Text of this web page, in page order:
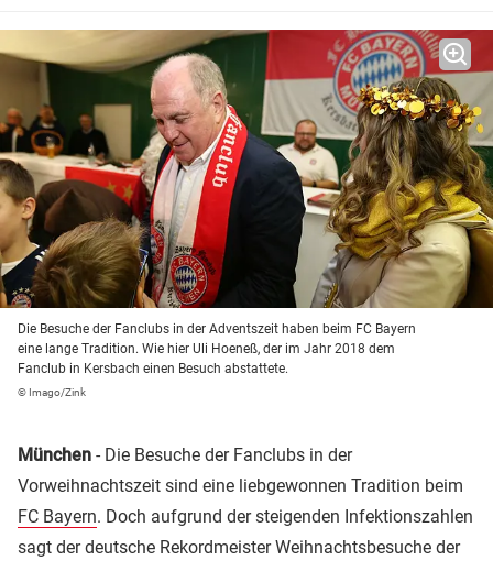
Die Besuche der Fanclubs in der Adventszeit haben beim FC Bayern
eine lange Tradition. Wie hier Uli Hoeneß, der im Jahr 2018 dem
Fanclub in Kersbach einen Besuch abstattete.
© Imago/Zink
München - Die Besuche der Fanclubs in der
Vorweihnachtszeit sind eine liebgewonnen Tradition beim
FC Bayern. Doch aufgrund der steigenden Infektionszahlen
sagt der deutsche Rekordmeister Weihnachtsbesuche der